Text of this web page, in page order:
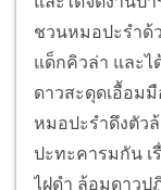
ชวนหมอปะรำด้
แด็กคิวล่า และไ
ดาวสะดุดเอื้อม
หมอปะรำดึงตัว
ปะทะคารมกัน เ
ไฝดำ ล้อมดาวป